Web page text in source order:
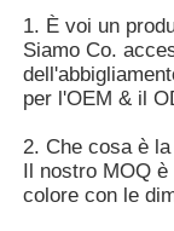
1. È voi un
Siamo Co.
per l'OEM & il
2. Che cosa è
Il nostro MOQ
colore con le